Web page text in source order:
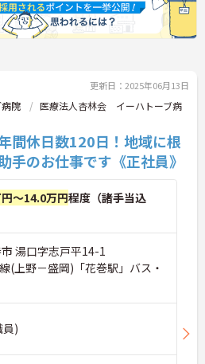
更新日：2025年06月13日
院
医療法人杏林会 イーハトーブ病
間休日数120日！地域に根
手のお仕事です《正社員》
～14.0万円程度（諸手当込
湯口字志戸平14-1
(上野－盛岡)「花巻駅」バス・
員)